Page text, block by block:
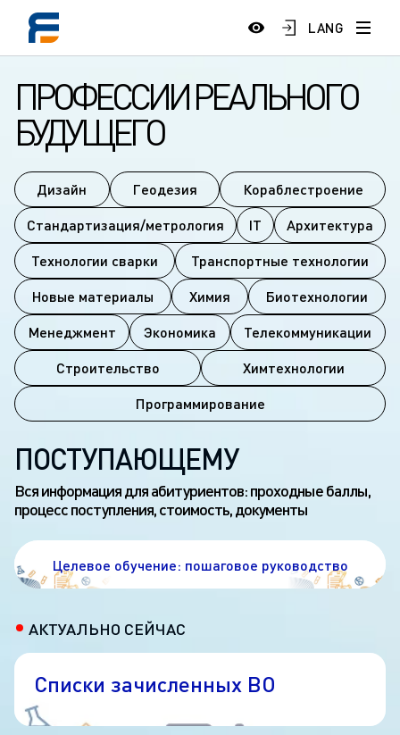
LANG
ПРОФЕССИИ РЕАЛЬНОГО
БУДУЩЕГО
Дизайн Геодезия Кораблестроение
Стандартизация/метрология IT Архитектура
Технологии сварки Транспортные технологии
Новые материалы Химия Биотехнологии
Менеджмент Экономика Телекоммуникации
Строительство Химтехнологии
Программирование
ПОСТУПАЮЩЕМУ
Вся информация для абитуриентов: проходные баллы,
процесс поступления, стоимость, документы
00:00
ЦЕЛЕВОЕ ОБУЧЕНИЕ
Целевое обучение: пошаговое руководство
АКТУАЛЬНО СЕЙЧАС
Списки зачисленных ВО